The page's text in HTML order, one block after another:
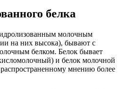
белка
молочным
на них высока), бывают с
белком. Белок бывает
и белок молочной
мнению более